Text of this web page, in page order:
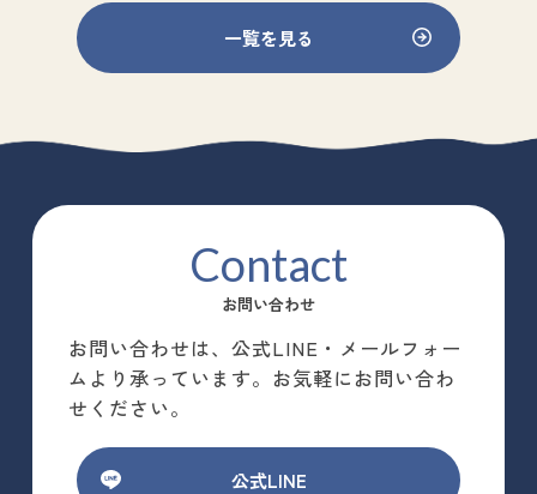
一覧を見る
Contact
お問い合わせ
お問い合わせは、公式LINE・メールフォー
ムより承っています。お気軽にお問い合わ
せください。
公式LINE